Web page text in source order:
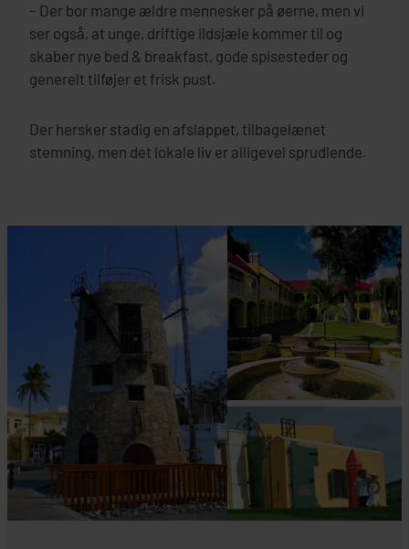
– Der bor mange ældre mennesker på øerne, men vi
ser også, at unge, driftige ildsjæle kommer til og
skaber nye bed & breakfast, gode spisesteder og
generelt tilføjer et frisk pust.
Der hersker stadig en afslappet, tilbagelænet
stemning, men det lokale liv er alligevel sprudlende.